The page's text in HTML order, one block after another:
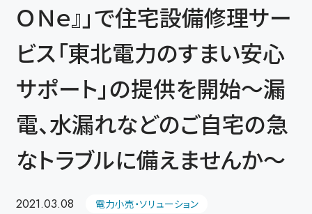
ＯＮｅ』」で住宅設備修理サー
ビス「東北電力のすまい安心
サポート」の提供を開始～漏
電、水漏れなどのご自宅の急
なトラブルに備えませんか～
2021.03.08 電力小売・ソリューション